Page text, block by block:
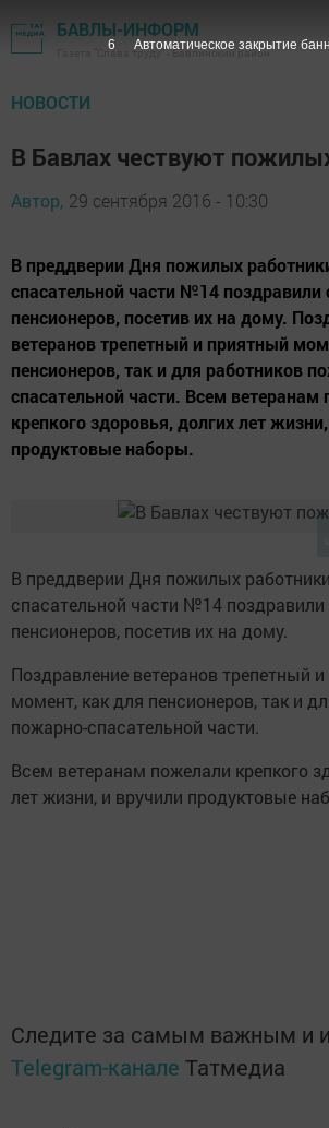
БАВЛЫ-ИНФОРМ
Газета "Слава труду" - Бавлинский район
НОВОСТИ
В Бавлах чествуют
Автор, 29 сентября 2016 - 10:30
В преддверии Дня пожилых
спасательной части №14 поздравили
пенсионеров, посетив их на дому.
ветеранов трепетный и приятный
пенсионеров, так и для работников
спасательной части. Всем ветеранам
крепкого здоровья, долгих лет
продуктовые наборы.
В преддверии Дня пожилых
спасательной части №14 поздравили
пенсионеров, посетив их на дому.
Поздравление ветеранов трепетный
момент, как для пенсионеров, так и
пожарно-спасательной части.
Всем ветеранам пожелали крепкого
лет жизни, и вручили продуктовые
Следите за самым важным и
Telegram-канале Татмедиа
5 Автоматическое закрытие